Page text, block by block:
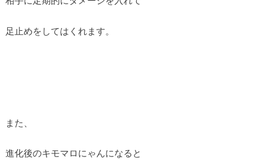
足止めをしてはくれます。
また、
進化後のキモマロにゃんになると